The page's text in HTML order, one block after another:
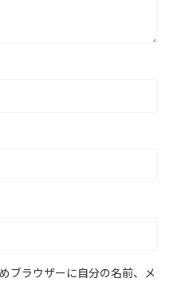
ブラウザーに自分の名前、メ